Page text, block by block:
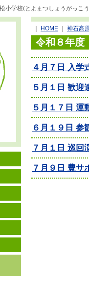
小学校(とよまつしょうがっこ
HOME 神石高
令和８年度
４月７日 入学
５月１日 歓迎
５月１７日 運
６月１９日 参
７月１日 巡回
７月９日 豊サ